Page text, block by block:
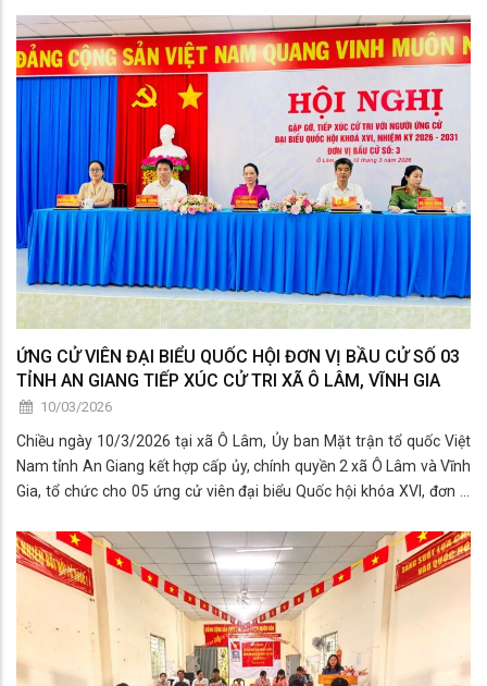
2031.
ỨNG CỬ VIÊN ĐẠI BIỂU QUỐC HỘI ĐƠN VỊ BẦU CỬ SỐ 03
TỈNH AN GIANG TIẾP XÚC CỬ TRI XÃ Ô LÂM, VĨNH GIA
10/03/2026
Chiều ngày 10/3/2026 tại xã Ô Lâm, Ủy ban Mặt trận tổ quốc Việt
Nam tỉnh An Giang kết hợp cấp ủy, chính quyền 2 xã Ô Lâm và Vĩnh
Gia, tổ chức cho 05 ứng cử viên đại biểu Quốc hội khóa XVI, đơn vị
Ban Thường vụ Đảng ủy, Ủy ban Quốc phòng, An ninh và Đối ngoại,
Vụ trưởng Vụ Quốc phòng, An ninh và Đối ngoại thuộc Ủy ban Quốc
phòng, An ninh và Đối ngoại của Quốc hội.Ông Hồ Đức Thắng
thư chi bộ, Viện trưởng Viện Công nghệ số và Chuyển đổi số quốc
gia, Bộ Khoa học và Công